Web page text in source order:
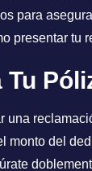
para
presentar tu
Tu
una
monto del